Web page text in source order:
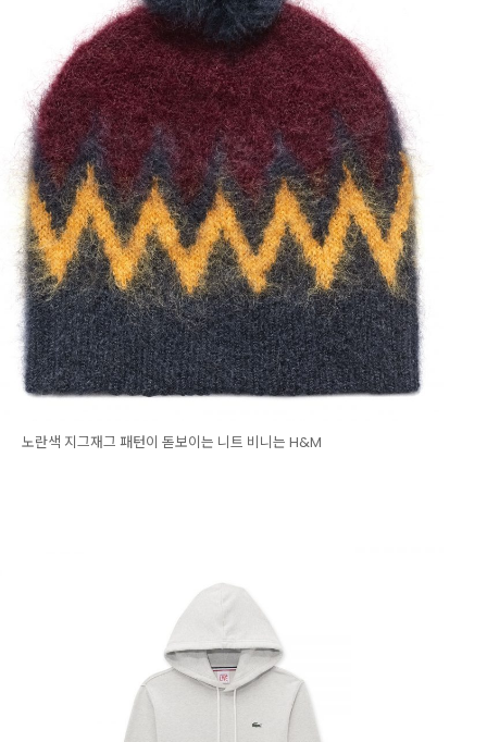
노란색 지그재그 패턴이 돋보이는 니트 비니는 H&M